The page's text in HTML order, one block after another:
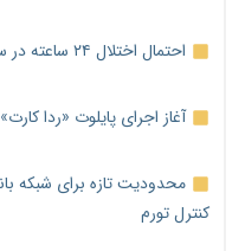
احتمال اختلال ۲۴ ساعته در سامانه‌های تأمین اجتماعی
آغاز اجرای پایلوت «ردا
محدودیت تازه برای شبکه
کنترل تورم